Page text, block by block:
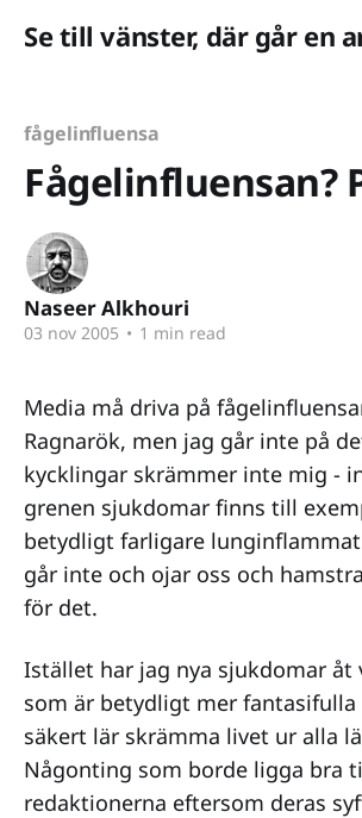
Se till vänster, där går en
fågelinfluensa
Fågelinfluensan?
Naseer Alkhouri
03 nov 2005 • 1 min read
Media må driva på
Ragnarök, men jag går inte på
kycklingar skrämmer inte mig -
grenen sjukdomar finns till
betydligt farligare
går inte och ojar oss och
för det.
Istället har jag nya sjukdomar åt
som är betydligt mer fantasifulla
säkert lär skrämma livet ur alla
Någonting som borde ligga bra
redaktionerna eftersom deras